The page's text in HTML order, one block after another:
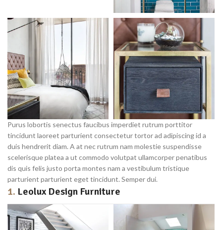
Purus lobortis senectus faucibus imperdiet rutrum porttitor
tincidunt laoreet parturient consectetur tortor ad adipiscing id a
duis hendrerit diam. A at nec rutrum nam molestie suspendisse
scelerisque platea a ut commodo volutpat ullamcorper penatibus
dis quis felis justo porta montes nam a vestibulum tristique
parturient parturient eget tincidunt. Semper dui.
1. Leolux Design Furniture